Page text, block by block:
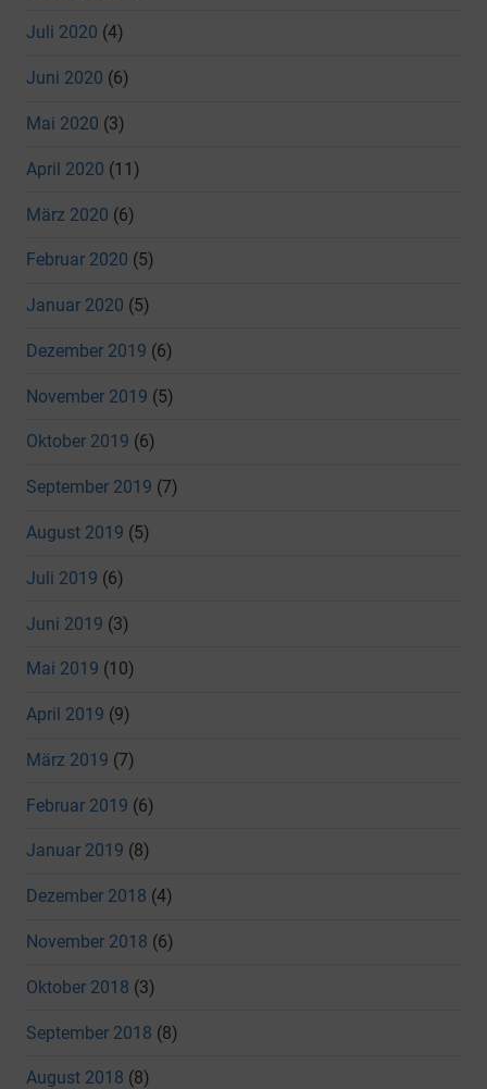
Juli 2020 (4)
Juni 2020 (6)
Mai 2020 (3)
April 2020 (11)
März 2020 (6)
Februar 2020 (5)
Januar 2020 (5)
Dezember 2019 (6)
November 2019 (5)
Oktober 2019 (6)
September 2019 (7)
August 2019 (5)
Juli 2019 (6)
Juni 2019 (3)
Mai 2019 (10)
April 2019 (9)
März 2019 (7)
Februar 2019 (6)
Januar 2019 (8)
Dezember 2018 (4)
November 2018 (6)
Oktober 2018 (3)
September 2018 (8)
August 2018 (8)